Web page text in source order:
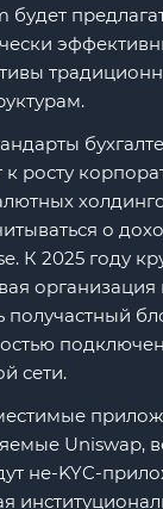
будет
к росту
о
К 2025 году
организация
получастный
сети.
Uniswap,
не-KYC-